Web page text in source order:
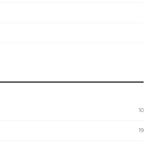
10
19